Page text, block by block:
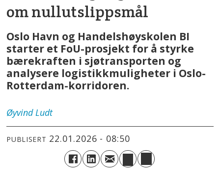
om nullutslippsmål
Oslo Havn og Handelshøyskolen BI
starter et FoU-prosjekt for å styrke
bærekraften i sjøtransporten og
analysere logistikkmuligheter i Oslo-
Rotterdam-korridoren.
Øyvind Ludt
PUBLISERT 22.01.2026 - 08:50